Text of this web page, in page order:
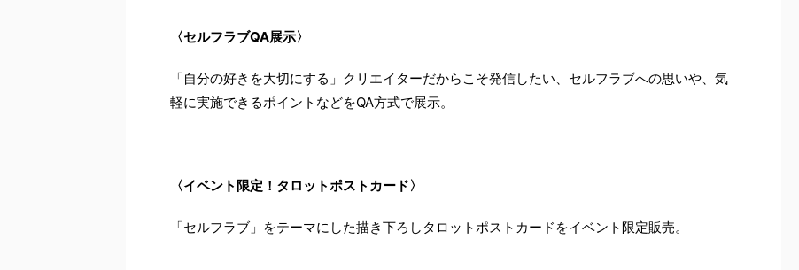
〈セルフラブQA展示〉
「自分の好きを大切にする」クリエイターだからこそ発信したい、セルフラブへの思いや、気
軽に実施できるポイントなどをQA方式で展示。
〈イベント限定！タロットポストカード〉
「セルフラブ」をテーマにした描き下ろしタロットポストカードをイベント限定販売。